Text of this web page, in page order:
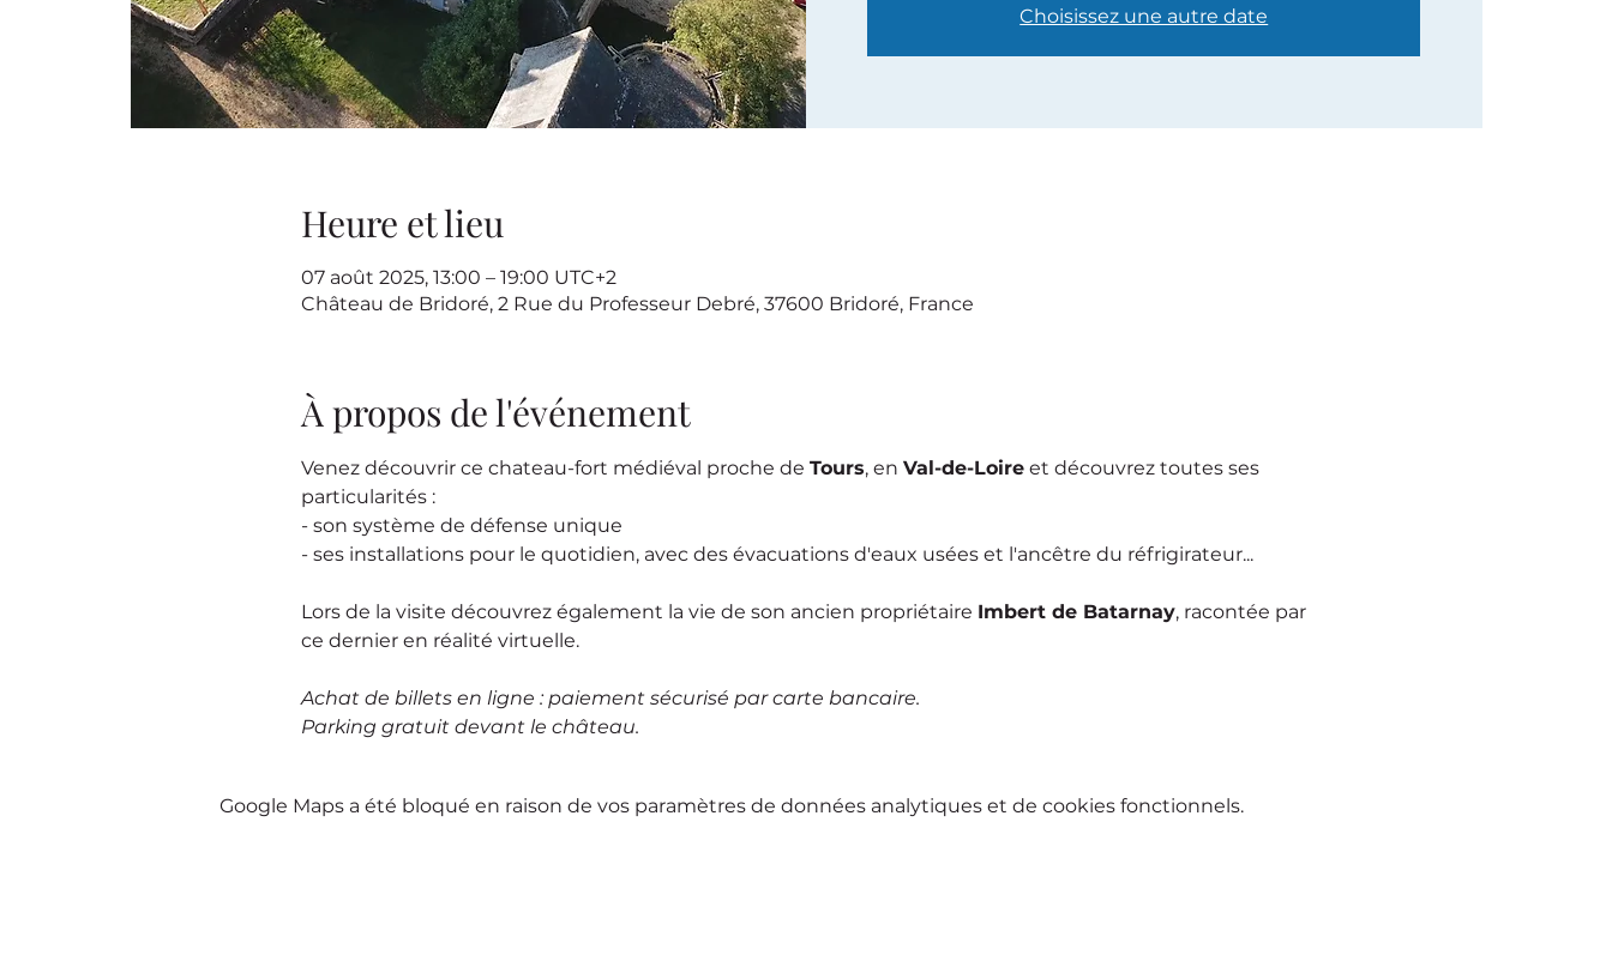
Choisissez une autre date
Heure et lieu
07 août 2025, 13:00 – 19:00 UTC+2
Château de Bridoré, 2 Rue du Professeur Debré, 37600 Bridoré, France
À propos de l'événement
Venez découvrir ce chateau-fort médiéval proche de Tours, en Val-de-Loire et découvrez toutes ses
particularités :
- son système de défense unique
- ses installations pour le quotidien, avec des évacuations d'eaux usées et l'ancêtre du réfrigirateur...
Lors de la visite découvrez également la vie de son ancien propriétaire Imbert de Batarnay, racontée par
ce dernier en réalité virtuelle.
Achat de billets en ligne : paiement sécurisé par carte bancaire.
Parking gratuit devant le château.
Google Maps a été bloqué en raison de vos paramètres de données analytiques et de cookies fonctionnels.